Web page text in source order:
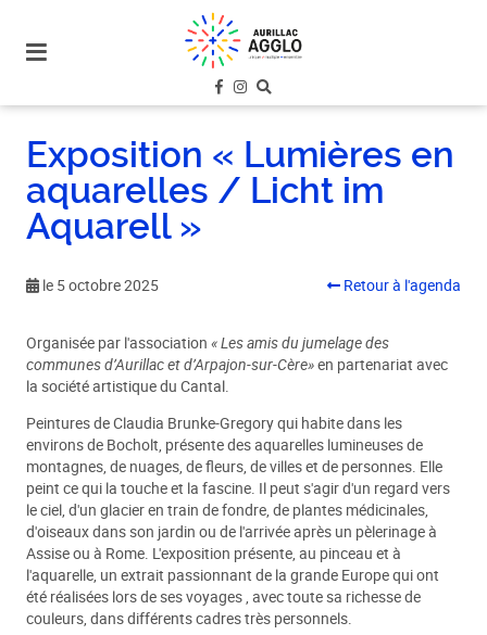
site
menu
aller au
contenu
Exposition « Lumières en
aquarelles / Licht im
Aquarell »
le 5 octobre 2025 Retour à l'agenda
Organisée par l'association« Les amis du jumelage des
communes d’Aurillac et d’Arpajon-sur-Cère»en partenariat avec
la société artistique du Cantal.
Peintures de Claudia Brunke-Gregory qui habite dans les
environs de Bocholt, présente des aquarelles lumineuses de
montagnes, de nuages, de fleurs, de villes et de personnes. Elle
peint ce qui la touche et la fascine. Il peut s'agir d'un regard vers
le ciel, d'un glacier en train de fondre, de plantes médicinales,
d'oiseaux dans son jardin ou de l'arrivée après un pèlerinage à
Assise ou à Rome. L'exposition présente, au pinceau et à
l'aquarelle, un extrait passionnant de la grande Europe qui ont
été réalisées lors de ses voyages , avec toute sa richesse de
couleurs, dans différents cadres très personnels.